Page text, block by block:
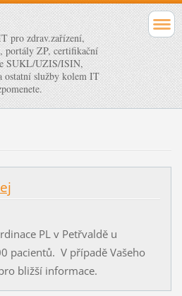
pro zdrav.zařízení,
portály ZP, certifikační
SUKL/UZIS/ISIN,
ostatní služby kolem IT
PL v Petřvaldě u
pacientů. V případě Vašeho
bližší informace.